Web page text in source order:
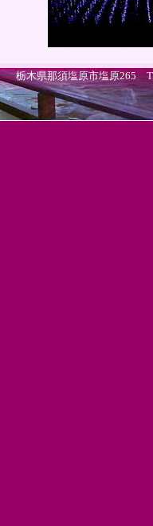
栃木県那須塩原市塩原265